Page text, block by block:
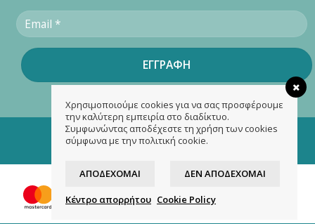
Copyright 2026 ©doubletrouble.gr
Designed & developed by
Χρησιμοποιούμε cookies για να σας προσφέρουμε
την καλύτερη εμπειρία στο διαδίκτυο.
Συμφωνώντας αποδέχεστε τη χρήση των cookies
σύμφωνα με την πολιτική cookie.
ΑΠΟΔΈΧΟΜΑΙ ΔΕΝ ΑΠΟΔΈΧΟΜΑΙ
Κέντρο απορρήτου Cookie Policy